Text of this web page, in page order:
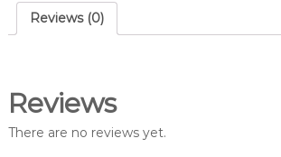
Reviews (0)
Reviews
There are no reviews yet.